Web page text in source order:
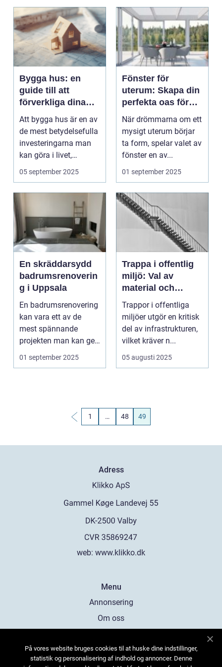
Bygga hus: en
guide till att
förverkliga dina
bostadsdrömmar
Att bygga hus är en av
de mest betydelsefulla
investeringarna man
kan göra i livet,
b&arin...
05 september 2025
Fönster för
uterum: Skapa din
perfekta oas för
alla årstider
När drömmarna om ett
mysigt uterum börjar
ta form, spelar valet av
fönster en av...
01 september 2025
En skräddarsydd
badrumsrenoverin
g i Uppsala
En badrumsrenovering
kan vara ett av de
mest spännande
projekten man kan ge
sig in på som...
01 september 2025
Trappa i offentlig
miljö: Val av
material och
leverantör
Trappor i offentliga
miljöer utgör en kritisk
del av infrastrukturen,
vilket kräver n...
05 augusti 2025
1 … 48 49
Adress
web: www.klikko.dk
Menu
Annonsering
Om oss
Kontakta oss
På vores website bruges cookies til at huske dine indstillinger,
statistik og personalisering af indhold og annoncer. Denne